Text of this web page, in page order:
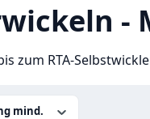
-
zum RTA-
mind.